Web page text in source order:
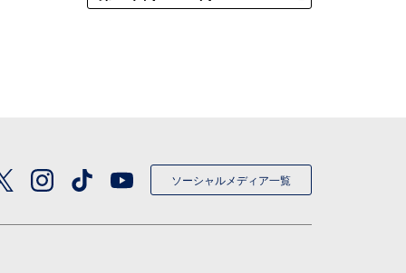
ソーシャルメディア一覧